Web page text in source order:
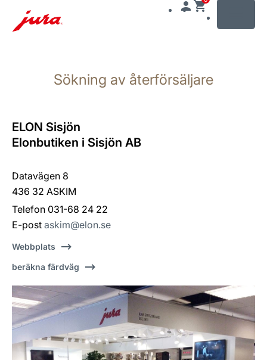
sökning
Sökning av återförsäljare
ELON Sisjön
Elonbutiken i Sisjön AB
Datavägen 8
436 32 ASKIM
Telefon 031-68 24 22
E-post askim@elon.se
Webbplats
beräkna färdväg